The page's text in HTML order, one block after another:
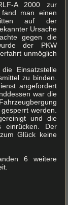
A 2000 zur
man einen
auf der
Ursache
gegen die
der PKW
unmöglich
Einsatzstelle
zu binden.
angefordert
war die
werden.
und die
einrücken. Der
Glück keine
6 weitere